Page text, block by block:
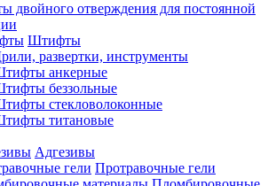
двойного отверждения для постоянной
Штифты
развертки, инструменты
анкерные
беззольные
стекловолоконные
титановые
Адгезивы
Протравочные гели